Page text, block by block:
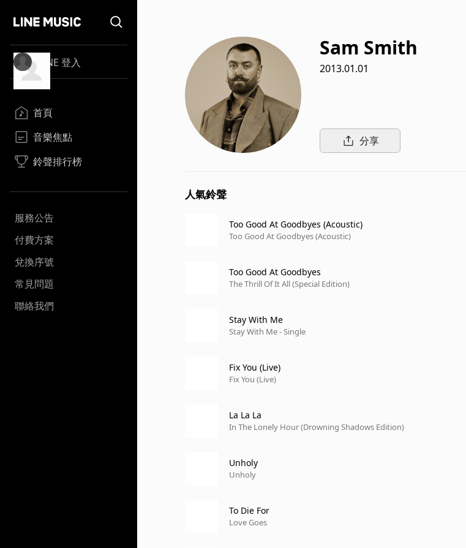
LINE 登入
首頁
音樂焦點
鈴聲排行榜
服務公告
付費方案
兌換序號
常見問題
聯絡我們
Sam Smith
2013.01.01
分享
人氣鈴聲
Too Good At Goodbyes (Acoustic)
Too Good At Goodbyes (Acoustic)
Too Good At Goodbyes
The Thrill Of It All (Special Edition)
Stay With Me
Stay With Me - Single
Fix You (Live)
Fix You (Live)
La La La
In The Lonely Hour (Drowning Shadows Edition)
Unholy
Unholy
To Die For
Love Goes